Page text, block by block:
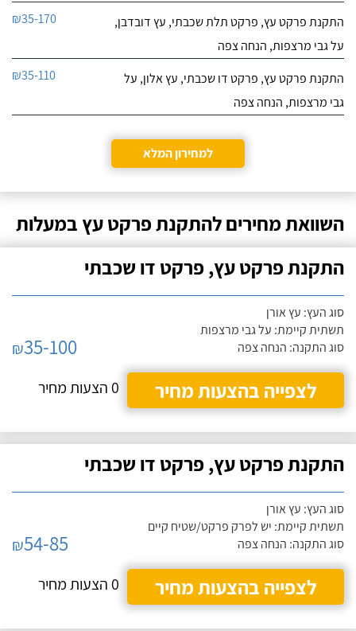
התקנת פרקט עץ, פרקט תלת שכבתי, עץ דובדבן,
על גבי מרצפות, הנחה צפה
₪35-170
התקנת פרקט עץ, פרקט דו שכבתי, עץ אלון, על
גבי מרצפות, הנחה צפה
₪35-110
למחירון המלא
השוואת מחירים להתקנת פרקט עץ במעלות
התקנת פרקט עץ, פרקט דו שכבתי
סוג העץ: עץ אורן
תשתית קיימת: על גבי מרצפות
סוג התקנה: הנחה צפה
₪35-100
לצפייה בהצעות מחיר
0 הצעות מחיר
התקנת פרקט עץ, פרקט דו שכבתי
סוג העץ: עץ אורן
תשתית קיימת: יש לפרק פרקט/שטיח קיים
סוג התקנה: הנחה צפה
₪54-85
לצפייה בהצעות מחיר
0 הצעות מחיר